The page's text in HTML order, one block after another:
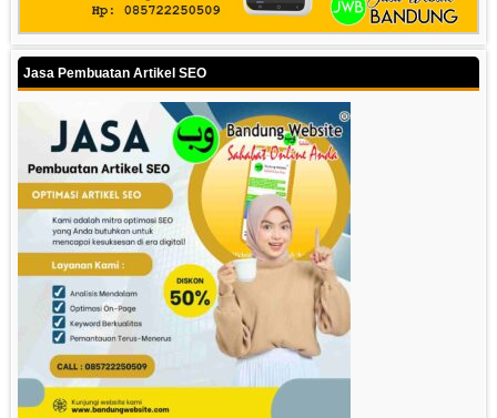
Jasa Pembuatan Artikel SEO